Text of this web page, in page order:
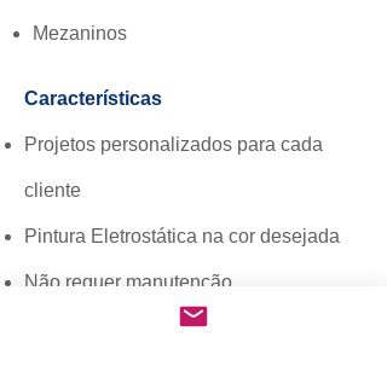
Mezaninos
Características
Projetos personalizados para cada
cliente
Pintura Eletrostática na cor desejada
Não requer manutenção